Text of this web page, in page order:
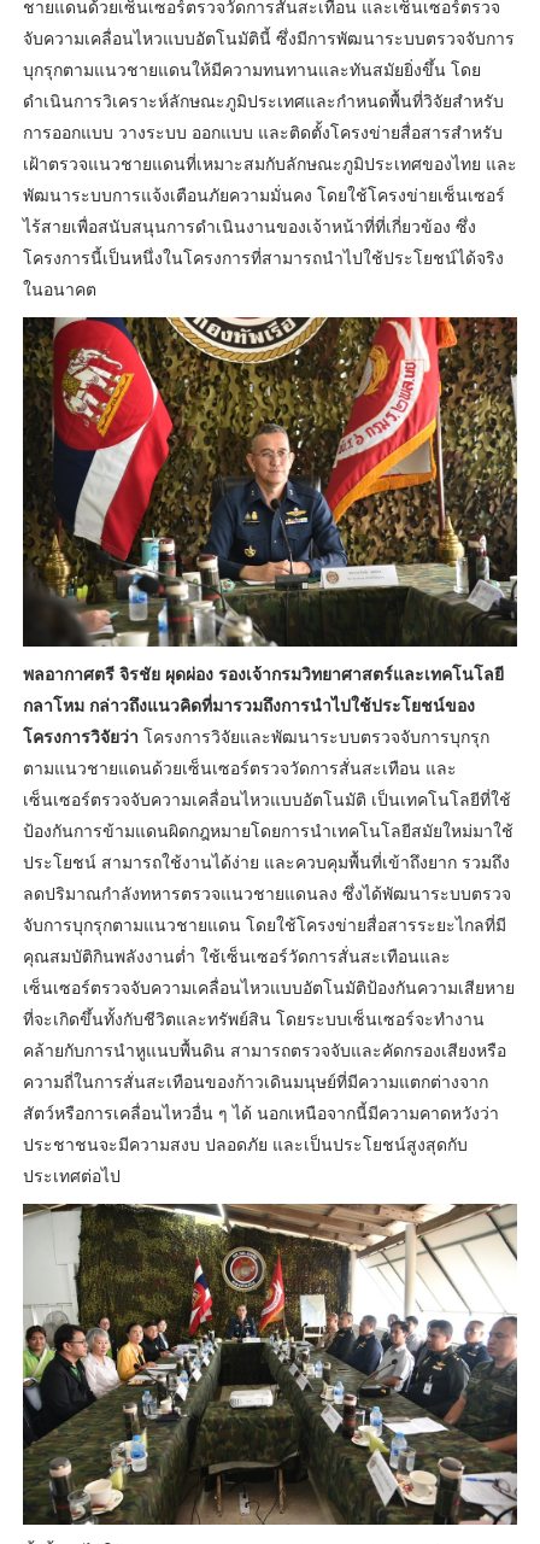
ชายแดนด้วยเซ็นเซอร์ตรวจวัดการสั่นสะเทือน และเซ็นเซอร์ตรวจ
จับความเคลื่อนไหวแบบอัตโนมัตินี้ ซึ่งมีการพัฒนาระบบตรวจจับการ
บุกรุกตามแนวชายแดนให้มีความทนทานและทันสมัยยิ่งขึ้น โดย
ดำเนินการวิเคราะห์ลักษณะภูมิประเทศและกำหนดพื้นที่วิจัยสำหรับ
การออกแบบ วางระบบ ออกแบบ และติดตั้งโครงข่ายสื่อสารสำหรับ
เฝ้าตรวจแนวชายแดนที่เหมาะสมกับลักษณะภูมิประเทศของไทย และ
พัฒนาระบบการแจ้งเตือนภัยความมั่นคง โดยใช้โครงข่ายเซ็นเซอร์
ไร้สายเพื่อสนับสนุนการดำเนินงานของเจ้าหน้าที่ที่เกี่ยวข้อง ซึ่ง
โครงการนี้เป็นหนึ่งในโครงการที่สามารถนำไปใช้ประโยชน์ได้จริง
ในอนาคต
พลอากาศตรี จิรชัย ผุดผ่อง รองเจ้ากรมวิทยาศาสตร์และเทคโนโลยี
กลาโหม กล่าวถึงแนวคิดที่มารวมถึงการนำไปใช้ประโยชน์ของ
โครงการวิจัยว่า โครงการวิจัยและพัฒนาระบบตรวจจับการบุกรุก
ตามแนวชายแดนด้วยเซ็นเซอร์ตรวจวัดการสั่นสะเทือน และ
เซ็นเซอร์ตรวจจับความเคลื่อนไหวแบบอัตโนมัติ เป็นเทคโนโลยีที่ใช้
ป้องกันการข้ามแดนผิดกฎหมายโดยการนำเทคโนโลยีสมัยใหม่มาใช้
ประโยชน์ สามารถใช้งานได้ง่าย และควบคุมพื้นที่เข้าถึงยาก รวมถึง
ลดปริมาณกำลังทหารตรวจแนวชายแดนลง ซึ่งได้พัฒนาระบบตรวจ
จับการบุกรุกตามแนวชายแดน โดยใช้โครงข่ายสื่อสารระยะไกลที่มี
คุณสมบัติกินพลังงานต่ำ ใช้เซ็นเซอร์วัดการสั่นสะเทือนและ
เซ็นเซอร์ตรวจจับความเคลื่อนไหวแบบอัตโนมัติป้องกันความเสียหาย
ที่จะเกิดขึ้นทั้งกับชีวิตและทรัพย์สิน โดยระบบเซ็นเซอร์จะทำงาน
คล้ายกับการนำหูแนบพื้นดิน สามารถตรวจจับและคัดกรองเสียงหรือ
ความถี่ในการสั่นสะเทือนของก้าวเดินมนุษย์ที่มีความแตกต่างจาก
สัตว์หรือการเคลื่อนไหวอื่น ๆ ได้ นอกเหนือจากนี้มีความคาดหวังว่า
ประชาชนจะมีความสงบ ปลอดภัย และเป็นประโยชน์สูงสุดกับ
ประเทศต่อไป